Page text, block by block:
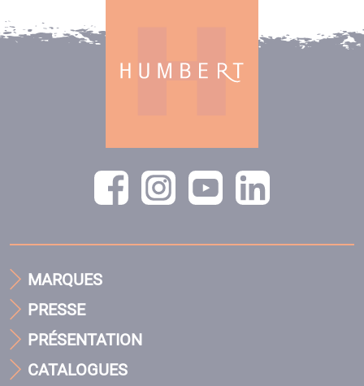
MARQUES
PRESSE
PRÉSENTATION
CATALOGUES